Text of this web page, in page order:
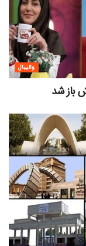
والیبال
باز شد